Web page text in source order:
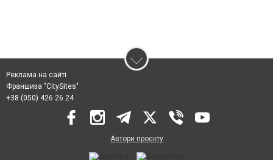
Реклама на сайті
Франшиза "CitySites"
+38 (050) 426 26 24
Автори проєкту